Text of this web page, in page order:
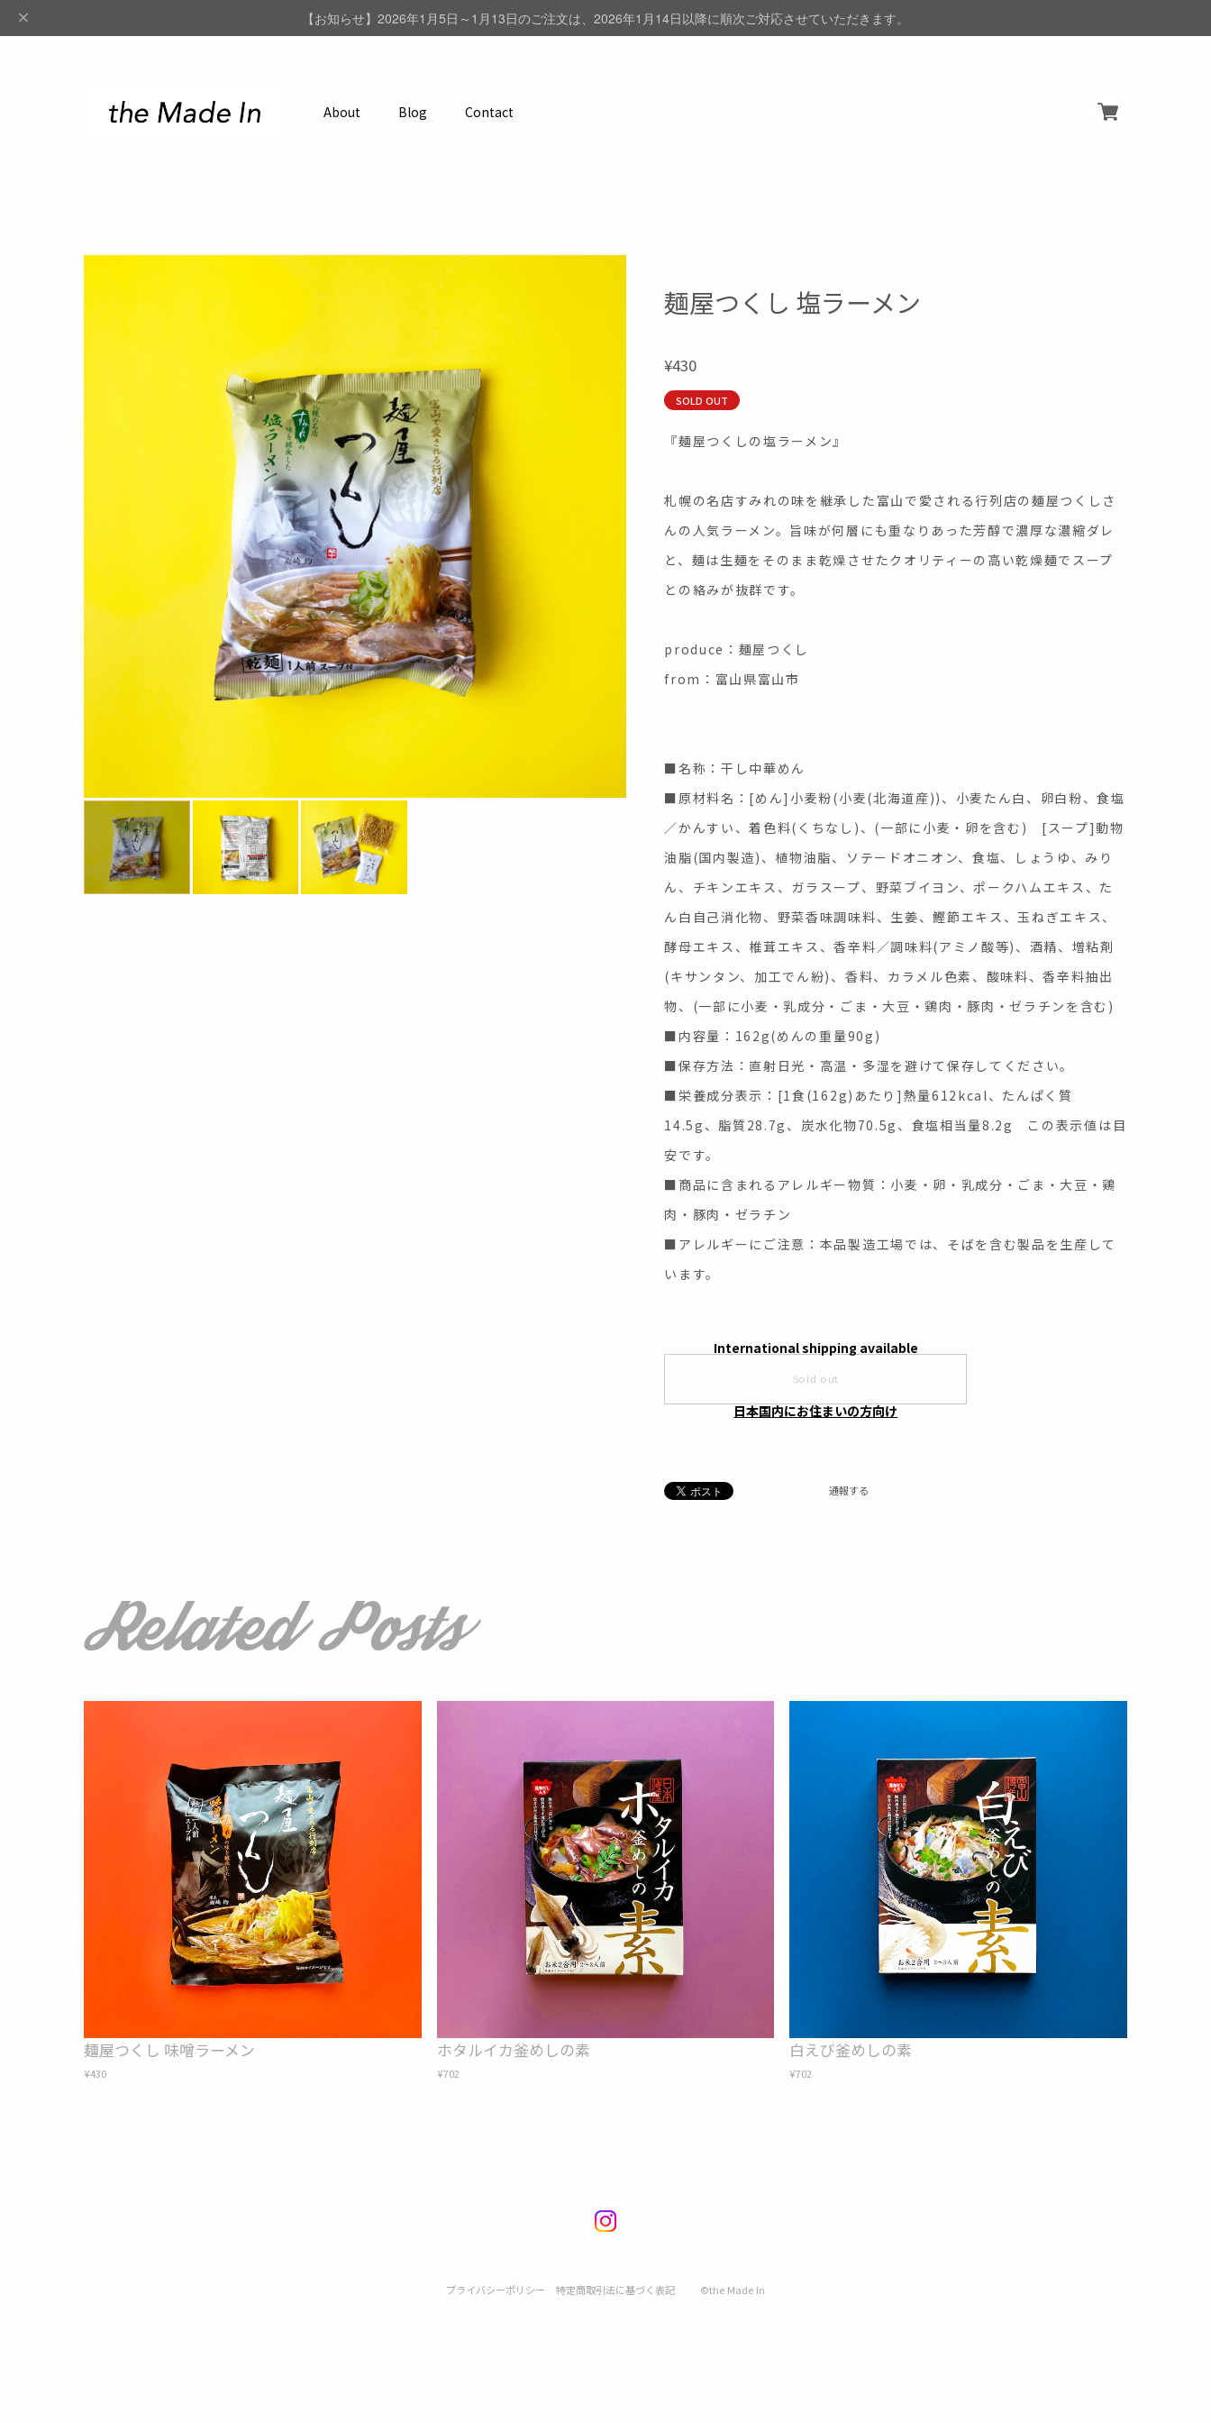
【お知らせ】2026年1月5日～1月13日のご注文は、2026年1月14日以降に順次ご対応させていただきます。
About Blog Contact
麺屋つくし 塩ラーメン
¥430
SOLD OUT
『麺屋つくしの塩ラーメン』
札幌の名店すみれの味を継承した富山で愛される行列店の麺屋つくしさ
んの人気ラーメン。旨味が何層にも重なりあった芳醇で濃厚な濃縮ダレ
と、麺は生麺をそのまま乾燥させたクオリティーの高い乾燥麺でスープ
との絡みが抜群です。
produce：麺屋つくし
from：富山県富山市
■名称：干し中華めん
■原材料名：[めん]小麦粉(小麦(北海道産))、小麦たん白、卵白粉、食塩
／かんすい、着色料(くちなし)、(一部に小麦・卵を含む) [スープ]動物
油脂(国内製造)、植物油脂、ソテードオニオン、食塩、しょうゆ、みり
ん、チキンエキス、ガラスープ、野菜ブイヨン、ポークハムエキス、た
ん白自己消化物、野菜香味調味料、生姜、鰹節エキス、玉ねぎエキス、
酵母エキス、椎茸エキス、香辛料／調味料(アミノ酸等)、酒精、増粘剤
(キサンタン、加工でん紛)、香料、カラメル色素、酸味料、香辛料抽出
物、(一部に小麦・乳成分・ごま・大豆・鶏肉・豚肉・ゼラチンを含む)
■内容量：162g(めんの重量90g)
■保存方法：直射日光・高温・多湿を避けて保存してください。
■栄養成分表示：[1食(162g)あたり]熱量612kcal、たんぱく質
14.5g、脂質28.7g、炭水化物70.5g、食塩相当量8.2g この表示値は目
安です。
■商品に含まれるアレルギー物質：小麦・卵・乳成分・ごま・大豆・鶏
肉・豚肉・ゼラチン
■アレルギーにご注意：本品製造工場では、そばを含む製品を生産して
います。
International shipping available
Sold out
日本国内にお住まいの方向け
通報する
麺屋つくし 味噌ラーメン
¥430
ホタルイカ釜めしの素
¥702
白えび釜めしの素
¥702
プライバシーポリシー 特定商取引法に基づく表記 ©︎the Made In